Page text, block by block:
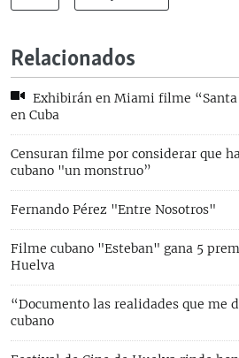
Relacionados
Exhibirán en Miami filme “Santa
en Cuba
Censuran filme por considerar que
cubano "un monstruo”
Fernando Pérez "Entre Nosotros"
Filme cubano "Esteban" gana 5
Huelva
“Documento las realidades que me
cubano